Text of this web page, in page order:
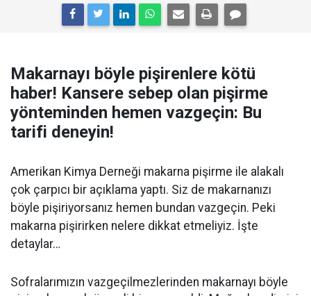
Makarnayı böyle pişirenlere kötü
haber! Kansere sebep olan pişirme
yönteminden hemen vazgeçin: Bu
tarifi deneyin!
Amerikan Kimya Derneği makarna pişirme ile alakalı
çok çarpıcı bir açıklama yaptı. Siz de makarnanızı
böyle pişiriyorsanız hemen bundan vazgeçin. Peki
makarna pişirirken nelere dikkat etmeliyiz. İşte
detaylar…
Sofralarımızın vazgeçilmezlerinden makarnayı böyle